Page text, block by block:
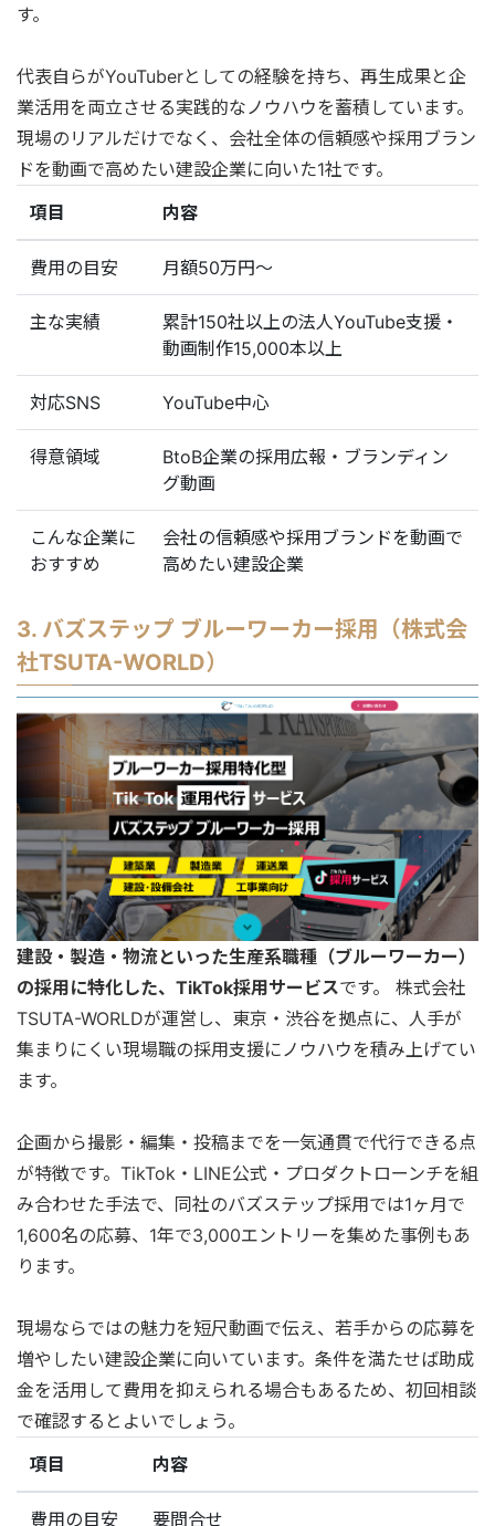
す。
代表自らがYouTuberとしての経験を持ち、再生成果と企
業活用を両立させる実践的なノウハウを蓄積しています。
現場のリアルだけでなく、会社全体の信頼感や採用ブラン
ドを動画で高めたい建設企業に向いた1社です。
項目
内容
費用の目安 月額50万円〜
主な実績
累計150社以上の法人YouTube支援・
動画制作15,000本以上
対応SNS YouTube中心
得意領域
BtoB企業の採用広報・ブランディン
グ動画
こんな企業に
おすすめ
会社の信頼感や採用ブランドを動画で
高めたい建設企業
3. バズステップ ブルーワーカー採用（株式会
社TSUTA-WORLD）
建設・製造・物流といった生産系職種（ブルーワーカー）
の採用に特化した、TikTok採用サービスです。 株式会社
TSUTA-WORLDが運営し、東京・渋谷を拠点に、人手が
集まりにくい現場職の採用支援にノウハウを積み上げてい
ます。
企画から撮影・編集・投稿までを一気通貫で代行できる点
が特徴です。TikTok・LINE公式・プロダクトローンチを組
み合わせた手法で、同社のバズステップ採用では1ヶ月で
1,600名の応募、1年で3,000エントリーを集めた事例もあ
ります。
現場ならではの魅力を短尺動画で伝え、若手からの応募を
増やしたい建設企業に向いています。条件を満たせば助成
金を活用して費用を抑えられる場合もあるため、初回相談
で確認するとよいでしょう。
項目
内容
費用の目安 要問合せ